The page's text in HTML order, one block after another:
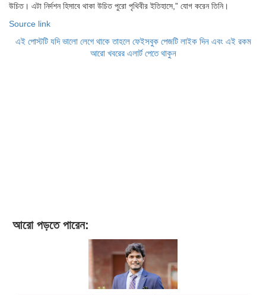
উচিত। এটা নির্দশন হিসাবে থাকা উচিত পুরো পৃথিবীর ইতিহাসে,” যোগ করেন তিনি।
Source link
এই পোস্টটি যদি ভালো লেগে থাকে তাহলে ফেইসবুক পেজটি লাইক দিন এবং এই রকম
আরো খবরের এলার্ট পেতে থাকুন
আরো পড়তে পারেন: